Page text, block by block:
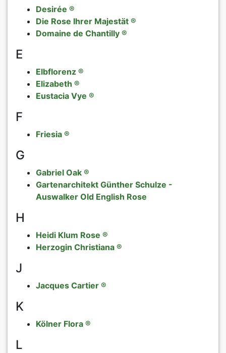
Desirée ®
Die Rose Ihrer Majestät ®
Domaine de Chantilly ®
E
Elbflorenz ®
Elizabeth ®
Eustacia Vye ®
F
Friesia ®
G
Gabriel Oak ®
Gartenarchitekt Günther Schulze -
Auswalker Old English Rose
H
Heidi Klum Rose ®
Herzogin Christiana ®
J
Jacques Cartier ®
K
Kölner Flora ®
L